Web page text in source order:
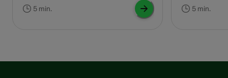
le vertige, et comment un appareil auditif
peut-il aider à soulager les symptômes ?
5 min.
de vie et
5 min.